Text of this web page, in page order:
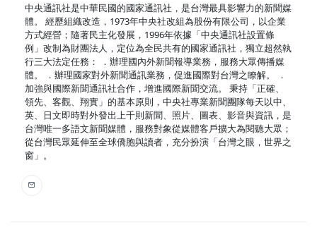
中央通訊社是中華民國的國家通訊社，是台灣最具影響力的新聞媒
體。 經歷組織改造，1973年中央社改組為股份有限公司，以企業
方式經營；隨著民主化發展，1996年依據「中央通訊社設置條
例」改制為財團法人，定位為全民共有的國家通訊社，獨立超然執
行三大法定任務： ．辦理國內外新聞報導業務，服務大眾傳播媒
體。 ．辦理國家對外新聞通訊業務，促進國際對台灣之瞭解。 ．
加強與國際新聞通訊社合作，增進國際新聞交流。 秉持「正確、
領先、客觀、翔實」的基本原則，中央社專業新聞團隊每天以中、
英、日文即時對外發出上千則新聞、照片、圖表、影音與資訊，是
台灣唯一多語文新聞媒體，服務對象從媒體客戶擴大為閱聽大眾；
從台灣民眾延伸至全球僑胞與讀者，充分扮演「台灣之眼，世界之
窗」。